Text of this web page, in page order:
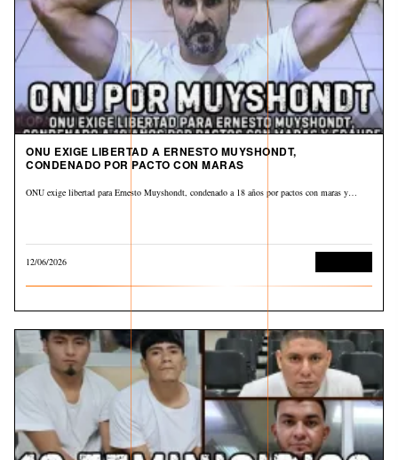
ONU EXIGE LIBERTAD A ERNESTO MUYSHONDT,
CONDENADO POR PACTO CON MARAS
ONU exige libertad para Ernesto Muyshondt, condenado a 18 años por pactos con maras y…
12/06/2026